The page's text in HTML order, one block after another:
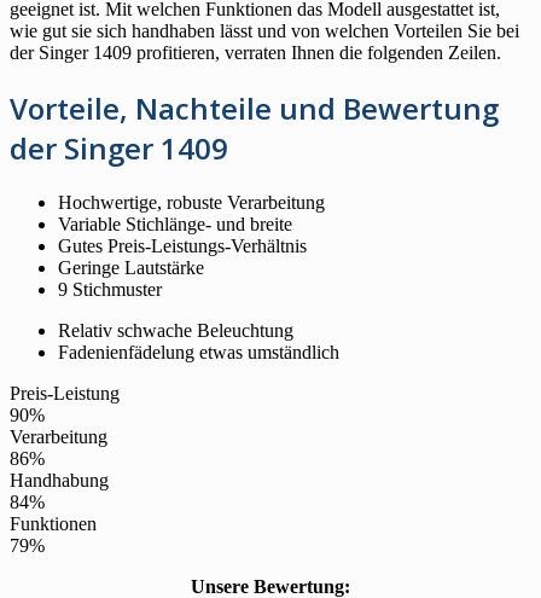
geeignet ist. Mit welchen Funktionen das Modell ausgestattet ist,
wie gut sie sich handhaben lässt und von welchen Vorteilen Sie bei
der Singer 1409 profitieren, verraten Ihnen die folgenden Zeilen.
Vorteile, Nachteile und Bewertung
der Singer 1409
Hochwertige, robuste Verarbeitung
Variable Stichlänge- und breite
Gutes Preis-Leistungs-Verhältnis
Geringe Lautstärke
9 Stichmuster
Relativ schwache Beleuchtung
Fadenienfädelung etwas umständlich
Preis-Leistung
90%
Verarbeitung
86%
Handhabung
84%
Funktionen
79%
Unsere Bewertung: